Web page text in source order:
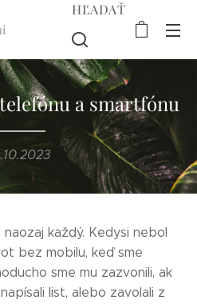
HĽADAŤ
a smartfónu
každý. Kedysi nebol
bez mobilu, keď sme
sme mu zazvonili, ak
list, alebo zavolali z